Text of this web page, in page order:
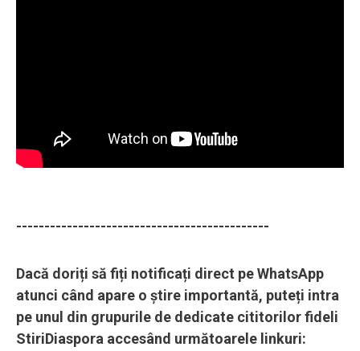
---------------------------------------------
Dacă doriți să fiți notificați direct pe WhatsApp
atunci când apare o știre importantă, puteți intra
pe unul din grupurile de dedicate cititorilor fideli
StiriDiaspora accesând următoarele linkuri: